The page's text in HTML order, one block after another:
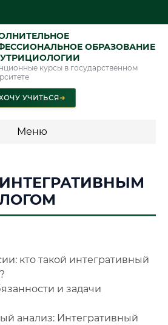
ОБРАЗОВАНИЕ
курсы в государственном
УЧИТЬСЯ➜
Меню
обучения "Нутрициология"
для увеличения и просмотра
кто такой интегративный
и задачи
анализ: Интегративный